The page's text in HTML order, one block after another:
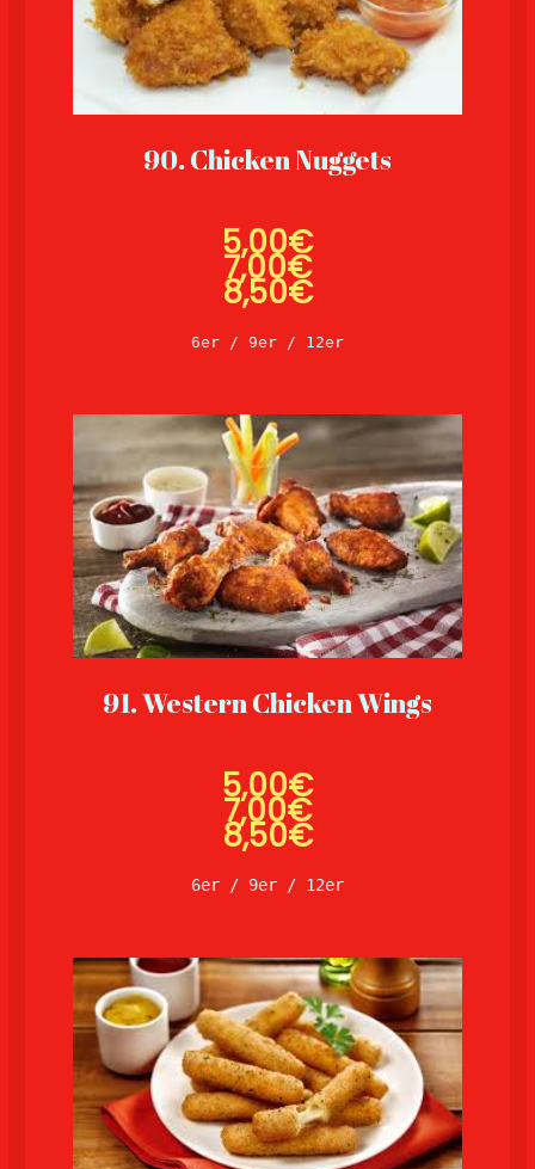
90. Chicken Nuggets
5,00€
7,00€
8,50€
6er / 9er / 12er
91. Western Chicken Wings
5,00€
7,00€
8,50€
6er / 9er / 12er